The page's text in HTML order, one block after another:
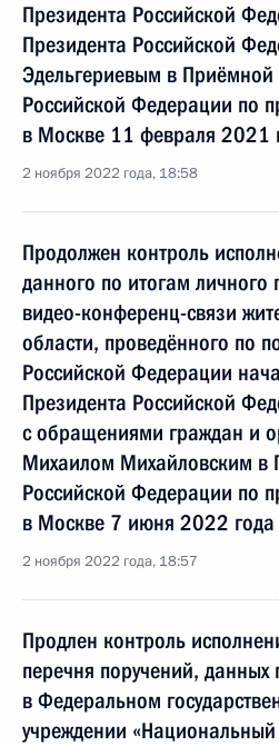
Президента Российской
Президента Российской
Эдельгериевым в Приёмной
Российской Федерации по
в Москве 11 февраля 2021
2 ноября 2022 года, 18:58
Продолжен контроль
данного по итогам
видео-конференц-связи
области, проведённого по
Российской Федерации
Президента Российской
с обращениями граждан и
Михаилом Михайловским в
Российской Федерации по
в Москве 7 июня 2022 года
2 ноября 2022 года, 18:57
Продлен контроль
перечня поручений, данных
в Федеральном
учреждении